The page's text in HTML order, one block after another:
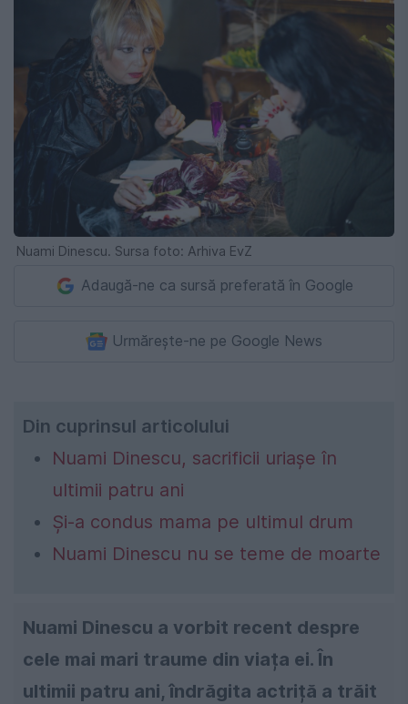
Nuami Dinescu. Sursa foto: Arhiva EvZ
Adaugă-ne ca sursă preferată în Google
Urmărește-ne pe Google News
Din cuprinsul articolului
Nuami Dinescu, sacrificii uriașe în
ultimii patru ani
Și-a condus mama pe ultimul drum
Nuami Dinescu nu se teme de moarte
Nuami Dinescu a vorbit recent despre
cele mai mari traume din viața ei. În
ultimii patru ani, îndrăgita actriță a trăit